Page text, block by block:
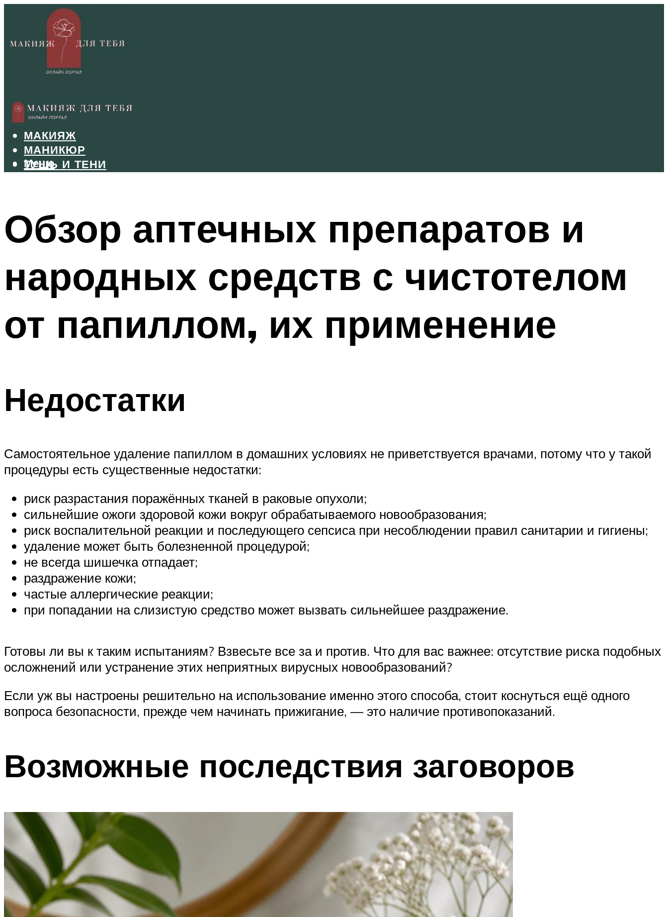
БРОВИ
ВОЛОСЫ
МАКИЯЖ
МАНИКЮР
ТУШЬ И ТЕНИ
Меню
Меню
Обзор аптечных препаратов и
народных средств с чистотелом
от папиллом, их применение
Недостатки
Самостоятельное удаление папиллом в домашних условиях не приветствуется врачами, потому что у такой
процедуры есть существенные недостатки:
риск разрастания поражённых тканей в раковые опухоли;
сильнейшие ожоги здоровой кожи вокруг обрабатываемого новообразования;
риск воспалительной реакции и последующего сепсиса при несоблюдении правил санитарии и гигиены;
удаление может быть болезненной процедурой;
не всегда шишечка отпадает;
раздражение кожи;
частые аллергические реакции;
при попадании на слизистую средство может вызвать сильнейшее раздражение.
Готовы ли вы к таким испытаниям? Взвесьте все за и против. Что для вас важнее: отсутствие риска подобных
осложнений или устранение этих неприятных вирусных новообразований?
Если уж вы настроены решительно на использование именно этого способа, стоит коснуться ещё одного
вопроса безопасности, прежде чем начинать прижигание, — это наличие противопоказаний.
Возможные последствия заговоров